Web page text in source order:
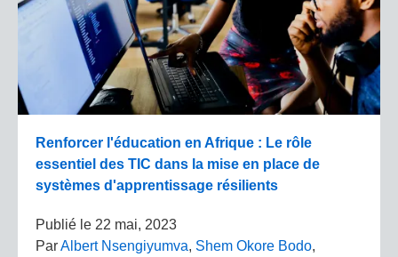
Renforcer l'éducation en Afrique : Le rôle
essentiel des TIC dans la mise en place de
systèmes d'apprentissage résilients
Publié le 22 mai, 2023
ParAlbert Nsengiyumva, Shem Okore Bodo,